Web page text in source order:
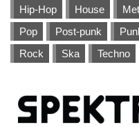
Hip-Hop
House
Pop
Post-punk
Rock
Ska Techno